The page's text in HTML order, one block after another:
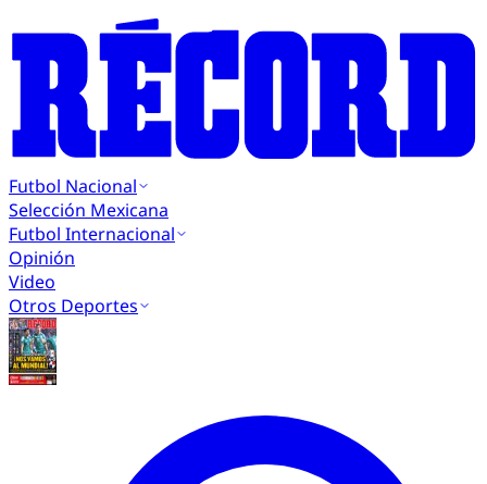
Futbol Nacional
Selección Mexicana
Futbol Internacional
Opinión
Video
Otros Deportes